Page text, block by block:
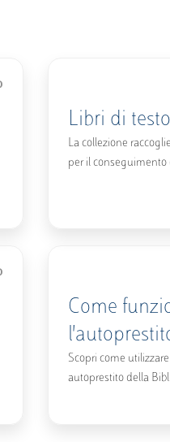
Libri di testo
La collezione
per il
Come
Scopri come
autoprestito della